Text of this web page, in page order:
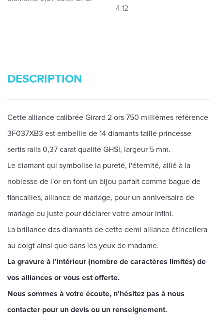
4.12
DESCRIPTION
Cette alliance calibrée Girard 2 ors 750 millièmes référence
3F037XB3 est embellie de 14 diamants taille princesse
sertis rails 0,37 carat qualité GHSI, largeur 5 mm.
Le diamant qui symbolise la pureté, l'éternité, allié à la
noblesse de l'or en font un bijou parfait comme bague de
fiancailles, alliance de mariage, pour un anniversaire de
mariage ou juste pour déclarer votre amour infini.
La brillance des diamants de cette demi alliance étincellera
au doigt ainsi que dans les yeux de madame.
La gravure à l'intérieur (nombre de caractères limités) de
vos alliances or vous est offerte.
Nous sommes à votre écoute, n'hésitez pas à nous
contacter pour un devis ou un renseignement.